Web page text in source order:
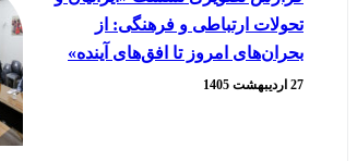
تحولات ارتباطی و فرهنگی: از
بحران‌های امروز تا افق‌های آینده»
27 اردیبهشت 1405